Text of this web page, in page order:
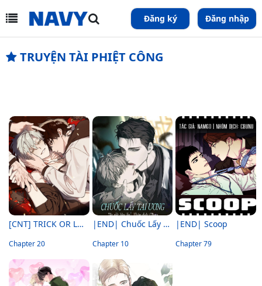
Đăng ký Đăng nhập
TRUYỆN TÀI PHIỆT CÔNG
[CNT] TRICK OR LOVE
Chapter 20
|END| Chuốc Lấy Tai Ương
Chapter 10
|END| Scoop
Chapter 79